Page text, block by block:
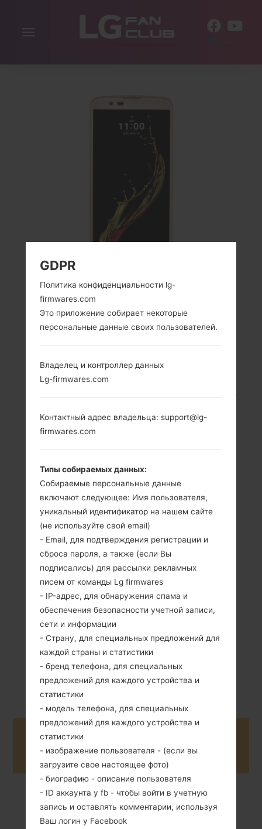
Включить
LG K428 (LGK428) ИЗ
СЕРИИ LG K10
экрана к телу)
720 x 1280
пикселей на
142 грамм (5.01
унции)
Съемный Li-Ion
MSM8916
Unknown
Январь, 2016
Buy accessories on Amazon
Главная →Серия →LG K10 →LGK428
GDPR
Политика конфиденциальности lg-
firmwares.com
Это приложение собирает некоторые
персональные данные своих пользователей.
Владелец и контроллер данных
Lg-firmwares.com
Контактный адрес владельца: support@lg-
firmwares.com
Типы собираемых данных:
Собираемые персональные данные
включают следующее: Имя пользователя,
уникальный идентификатор на нашем сайте
(не используйте свой email)
- Email, для подтверждения регистрации и
сброса пароля, а также (если Вы
подписались) для рассылки рекламных
писем от команды Lg firmwares
- IP-адрес, для обнаружения спама и
обеспечения безопасности учетной записи,
сети и информации
- Страну, для специальных предложений для
каждой страны и статистики
- бренд телефона, для специальных
предложений для каждого устройства и
статистики
- модель телефона, для специальных
предложений для каждого устройства и
статистики
- изображение пользователя - (если вы
загрузите свое настоящее фото)
- биографию - описание пользователя
- ID аккаунта у fb - чтобы войти в учетную
запись и оставлять комментарии, используя
Ваш логин у Facebook